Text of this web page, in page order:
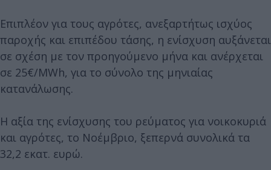
Επιπλέον για τους αγρότες, ανεξαρτήτως ισχύος
παροχής και επιπέδου τάσης, η ενίσχυση αυξάνεται
σε σχέση με τον προηγούμενο μήνα και ανέρχεται
σε 25€/MWh, για το σύνολο της μηνιαίας
κατανάλωσης.
Η αξία της ενίσχυσης του ρεύματος για νοικοκυριά
και αγρότες, το Νοέμβριο, ξεπερνά συνολικά τα
32,2 εκατ. ευρώ.